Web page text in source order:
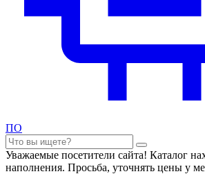
ПО
Уважаемые посетители сайта! Каталог
наполнения. Просьба, уточнять цены у